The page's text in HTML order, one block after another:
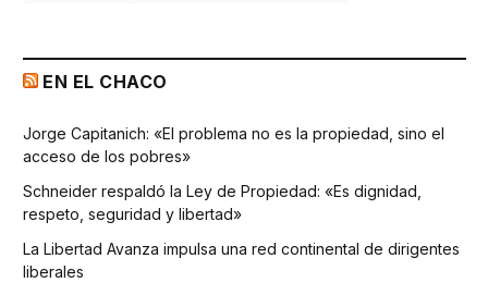
EN EL CHACO
Jorge Capitanich: «El problema no es la propiedad, sino el
acceso de los pobres»
Schneider respaldó la Ley de Propiedad: «Es dignidad,
respeto, seguridad y libertad»
La Libertad Avanza impulsa una red continental de dirigentes
liberales